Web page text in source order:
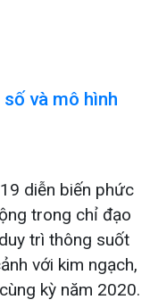
và mô hình
diễn biến phức
trong chỉ đạo
trì thông suốt
với kim ngạch,
kỳ năm 2020.